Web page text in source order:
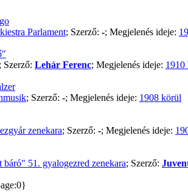
Parlament; Szerző: -; Megjelenés ideje:
Szerző: Lehár Ferenc; Megjelenés ideje: 1910
; Szerző: -; Megjelenés ideje: 1908 körül
zenekara; Szerző: -; Megjelenés ideje:
báró" 51. gyalogezred zenekara; Szerző: